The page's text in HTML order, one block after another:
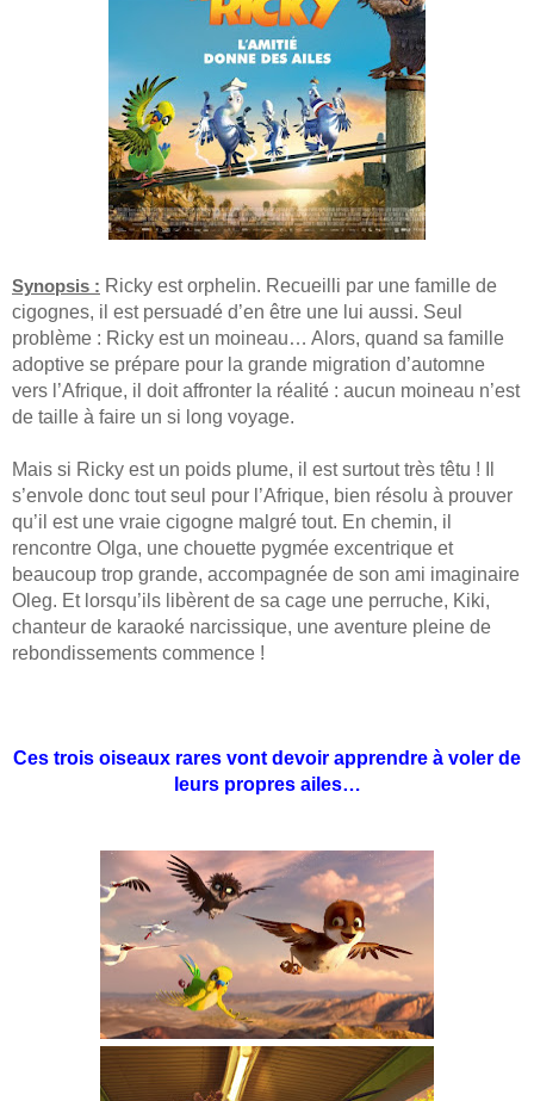
Synopsis : Ricky est orphelin. Recueilli par une famille de
cigognes, il est persuadé d’en être une lui aussi. Seul
problème : Ricky est un moineau… Alors, quand sa famille
adoptive se prépare pour la grande migration d’automne
vers l’Afrique, il doit affronter la réalité : aucun moineau n’est
de taille à faire un si long voyage.
Mais si Ricky est un poids plume, il est surtout très têtu ! Il
s’envole donc tout seul pour l’Afrique, bien résolu à prouver
qu’il est une vraie cigogne malgré tout. En chemin, il
rencontre Olga, une chouette pygmée excentrique et
beaucoup trop grande, accompagnée de son ami imaginaire
Oleg. Et lorsqu’ils libèrent de sa cage une perruche, Kiki,
chanteur de karaoké narcissique, une aventure pleine de
rebondissements commence !
Ces trois oiseaux rares vont devoir apprendre à voler de
leurs propres ailes…